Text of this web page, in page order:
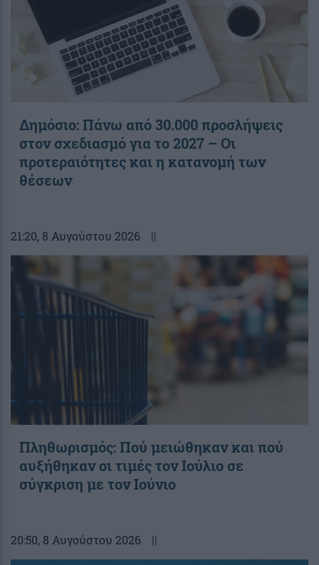
Δημόσιο: Πάνω από 30.000 προσλήψεις
στον σχεδιασμό για το 2027 – Οι
προτεραιότητες και η κατανομή των
θέσεων
21:20, 8 Αυγούστου 2026 ||
Πληθωρισμός: Πού μειώθηκαν και πού
αυξήθηκαν οι τιμές τον Ιούλιο σε
σύγκριση με τον Ιούνιο
20:50, 8 Αυγούστου 2026 ||